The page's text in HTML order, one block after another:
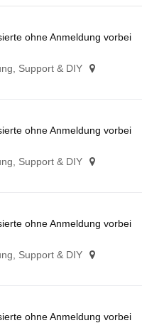
ohne Anmeldung vorbei
Support & DIY
ohne Anmeldung vorbei
Support & DIY
ohne Anmeldung vorbei
Support & DIY
ohne Anmeldung vorbei